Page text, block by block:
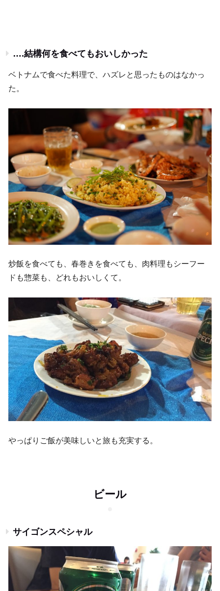
….結構何を食べてもおいしかった
ベトナムで食べた料理で、ハズレと思ったものはなかっ
た。
炒飯を食べても、春巻きを食べても、肉料理もシーフー
ドも惣菜も、どれもおいしくて。
やっぱりご飯が美味しいと旅も充実する。
ビール
サイゴンスペシャル